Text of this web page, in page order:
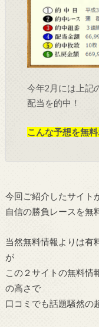
今年2月には上記
配当を的中！
こんな予想を無
今回ご紹介したサイト
自信の勝負レースを無
当然無料情報よりは有
が
この２サイトの無料情
の高さで
口コミでも話題騒然の